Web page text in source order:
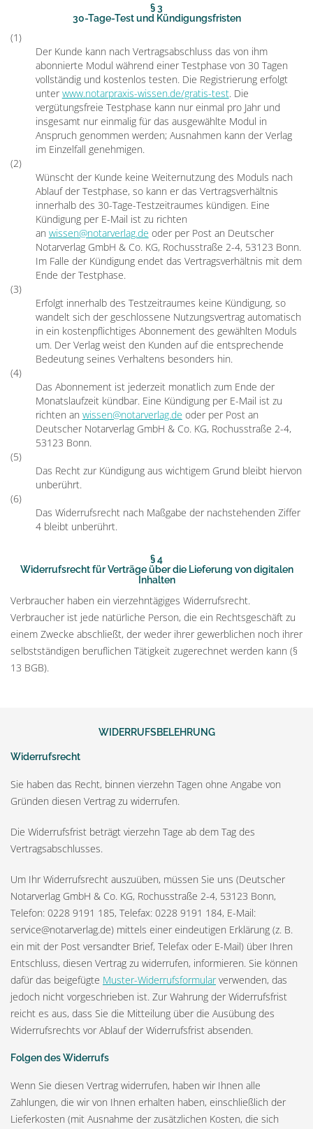
§ 3
30-Tage-Test und Kündigungsfristen
(1)
Der Kunde kann nach Vertragsabschluss das von ihm
abonnierte Modul während einer Testphase von 30 Tagen
vollständig und kostenlos testen. Die Registrierung erfolgt
unterwww.notarpraxis-wissen.de/gratis-test. Die
vergütungsfreie Testphase kann nur einmal pro Jahr und
insgesamt nur einmalig für das ausgewählte Modul in
Anspruch genommen werden; Ausnahmen kann der Verlag
im Einzelfall genehmigen.
(2)
Wünscht der Kunde keine Weiternutzung des Moduls nach
Ablauf der Testphase, so kann er das Vertragsverhältnis
innerhalb des 30-Tage-Testzeitraumes kündigen. Eine
Kündigung per E-Mail ist zu richten
an wissen@notarverlag.de oder per Post an Deutscher
Notarverlag GmbH & Co. KG, Rochusstraße 2-4, 53123 Bonn.
Im Falle der Kündigung endet das Vertragsverhältnis mit dem
Ende der Testphase.
(3)
Erfolgt innerhalb des Testzeitraumes keine Kündigung, so
wandelt sich der geschlossene Nutzungsvertrag automatisch
in ein kostenpflichtiges Abonnement des gewählten Moduls
um. Der Verlag weist den Kunden auf die entsprechende
Bedeutung seines Verhaltens besonders hin.
(4)
Das Abonnement ist jederzeit monatlich zum Ende der
Monatslaufzeit kündbar. Eine Kündigung per E-Mail ist zu
richten an wissen@notarverlag.de oder per Post an
Deutscher Notarverlag GmbH & Co. KG, Rochusstraße 2-4,
53123 Bonn.
(5)
Das Recht zur Kündigung aus wichtigem Grund bleibt hiervon
unberührt.
(6)
Das Widerrufsrecht nach Maßgabe der nachstehenden Ziffer
4 bleibt unberührt.
§ 4
Widerrufsrecht für Verträge über die Lieferung von digitalen
Inhalten
Verbraucher haben ein vierzehntägiges Widerrufsrecht.
Verbraucher ist jede natürliche Person, die ein Rechtsgeschäft zu
einem Zwecke abschließt, der weder ihrer gewerblichen noch ihrer
selbstständigen beruflichen Tätigkeit zugerechnet werden kann (§
13 BGB).
WIDERRUFSBELEHRUNG
Widerrufsrecht
Sie haben das Recht, binnen vierzehn Tagen ohne Angabe von
Gründen diesen Vertrag zu widerrufen.
Die Widerrufsfrist beträgt vierzehn Tage ab dem Tag des
Vertragsabschlusses.
Um Ihr Widerrufsrecht auszuüben, müssen Sie uns (Deutscher
Notarverlag GmbH & Co. KG, Rochusstraße 2-4, 53123 Bonn,
Telefon: 0228 9191 185, Telefax: 0228 9191 184, E-Mail:
service@notarverlag.de) mittels einer eindeutigen Erklärung (z. B.
ein mit der Post versandter Brief, Telefax oder E-Mail) über Ihren
Entschluss, diesen Vertrag zu widerrufen, informieren. Sie können
dafür das beigefügte Muster-Widerrufsformularverwenden, das
jedoch nicht vorgeschrieben ist. Zur Wahrung der Widerrufsfrist
reicht es aus, dass Sie die Mitteilung über die Ausübung des
Widerrufsrechts vor Ablauf der Widerrufsfrist absenden.
Folgen des Widerrufs
Wenn Sie diesen Vertrag widerrufen, haben wir Ihnen alle
Zahlungen, die wir von Ihnen erhalten haben, einschließlich der
Lieferkosten (mit Ausnahme der zusätzlichen Kosten, die sich